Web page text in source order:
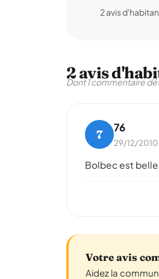
2 avis
2 avis
Dont 1 commentaire
7 76
29/12/2010
Bolbec est belle
Votre avis
Aidez la